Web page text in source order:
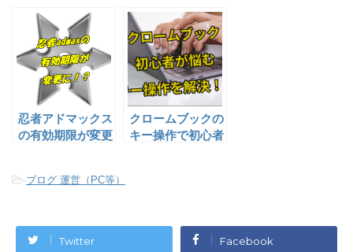
すすめな理由。
クで不便すぎる件
忍者アドマックス
の有効期限が変更
クロームブックの
キー操作で初心者
-ブログ 運営（PC等）
Twitter Facebook